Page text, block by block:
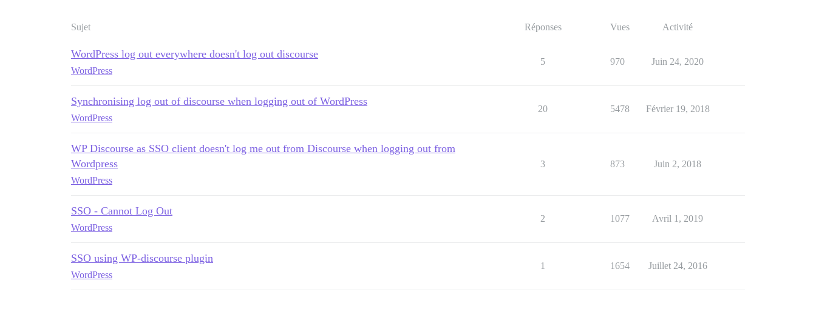
Sujet Réponses Vues Activité
WordPress log out everywhere doesn't log out discourse
WordPress
5 970 Juin 24, 2020
Synchronising log out of discourse when logging out of WordPress
WordPress
20 5478 Février 19, 2018
WP Discourse as SSO client doesn't log me out from Discourse when logging out from
Wordpress
WordPress
3 873 Juin 2, 2018
SSO - Cannot Log Out
WordPress
2 1077 Avril 1, 2019
SSO using WP-discourse plugin
WordPress
1 1654 Juillet 24, 2016